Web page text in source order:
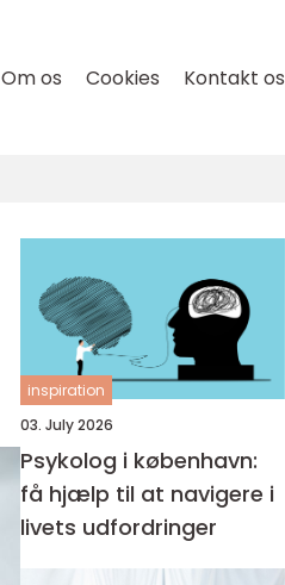
Om os Cookies Kontakt os
inspiration
03. July 2026
Psykolog i københavn:
få hjælp til at navigere i
livets udfordringer